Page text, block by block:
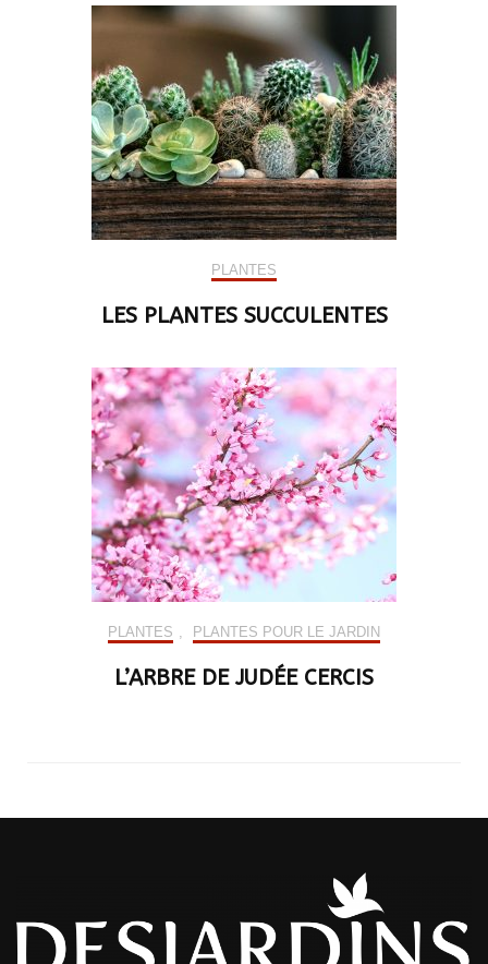
PLANTES
LES PLANTES SUCCULENTES
PLANTES , PLANTES POUR LE JARDIN
L’ARBRE DE JUDÉE CERCIS